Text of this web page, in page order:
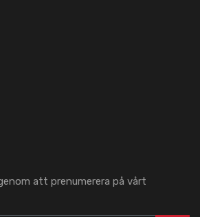
att prenumerera på vårt